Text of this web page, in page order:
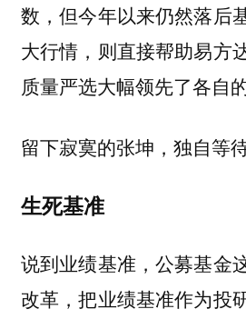
数，但今年以来仍然落后
大行情，则直接帮助易方
质量严选大幅领先了各自
留下寂寞的张坤，独自等
生死基准
说到业绩基准，公募基金
改革，把业绩基准作为投